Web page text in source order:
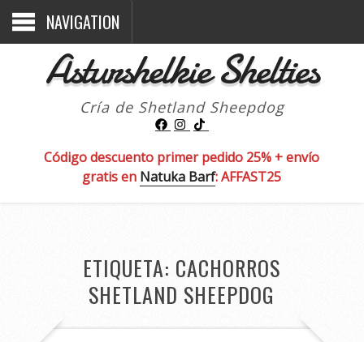
NAVIGATION
Asturshelkie Shelties
Cría de Shetland Sheepdog
Código descuento primer pedido 25% + envío
gratis en Natuka Barf: AFFAST25
ETIQUETA: CACHORROS
SHETLAND SHEEPDOG